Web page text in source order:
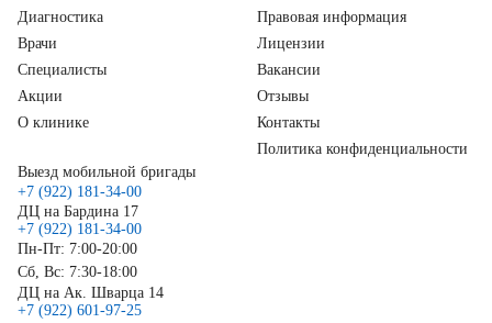
Диагностика
Врачи
Специалисты
Акции
О клинике
Правовая информация
Лицензии
Вакансии
Отзывы
Контакты
Политика конфиденциальности
Выезд мобильной бригады
+7 (922) 181-34-00
ДЦ на Бардина 17
+7 (922) 181-34-00
Пн-Пт: 7:00-20:00
Сб, Вс: 7:30-18:00
ДЦ на Ак. Шварца 14
+7 (922) 601-97-25